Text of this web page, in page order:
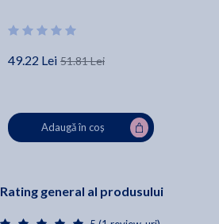
49.22 Lei 51.81 Lei
Adaugă în coș
Rating general al produsului